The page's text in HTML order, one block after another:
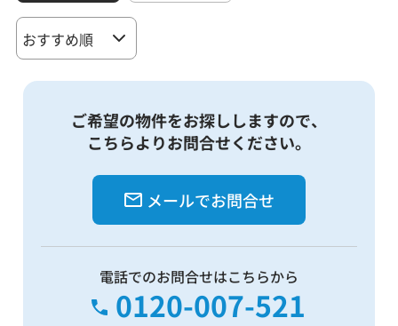
ご希望の物件をお探ししますので、
こちらよりお問合せください。
メールでお問合せ
電話でのお問合せはこちらから
0120-007-521